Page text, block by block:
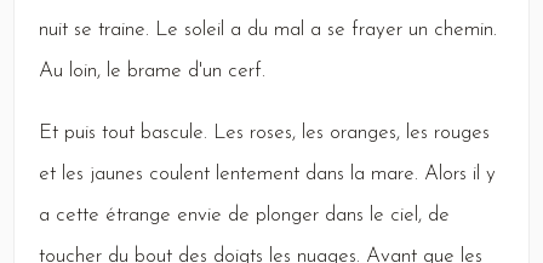
nuit se traine. Le soleil a du mal a se frayer un chemin.
Au loin, le brame d'un cerf.
Et puis tout bascule. Les roses, les oranges, les rouges
et les jaunes coulent lentement dans la mare. Alors il y
a cette étrange envie de plonger dans le ciel, de
toucher du bout des doigts les nuages. Avant que les